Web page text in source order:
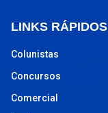
LINKS RÁPIDOS
Colunistas
Concursos
Comercial